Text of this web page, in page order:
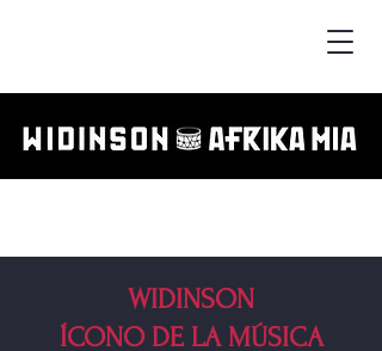
WIDINSON
ÍCONO DE LA MÚSICA